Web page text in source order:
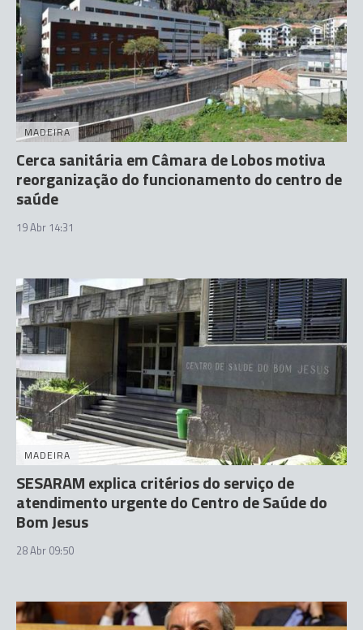
MADEIRA
Cerca sanitária em Câmara de Lobos motiva
reorganização do funcionamento do centro de
saúde
19 Abr 14:31
MADEIRA
SESARAM explica critérios do serviço de
atendimento urgente do Centro de Saúde do
Bom Jesus
28 Abr 09:50